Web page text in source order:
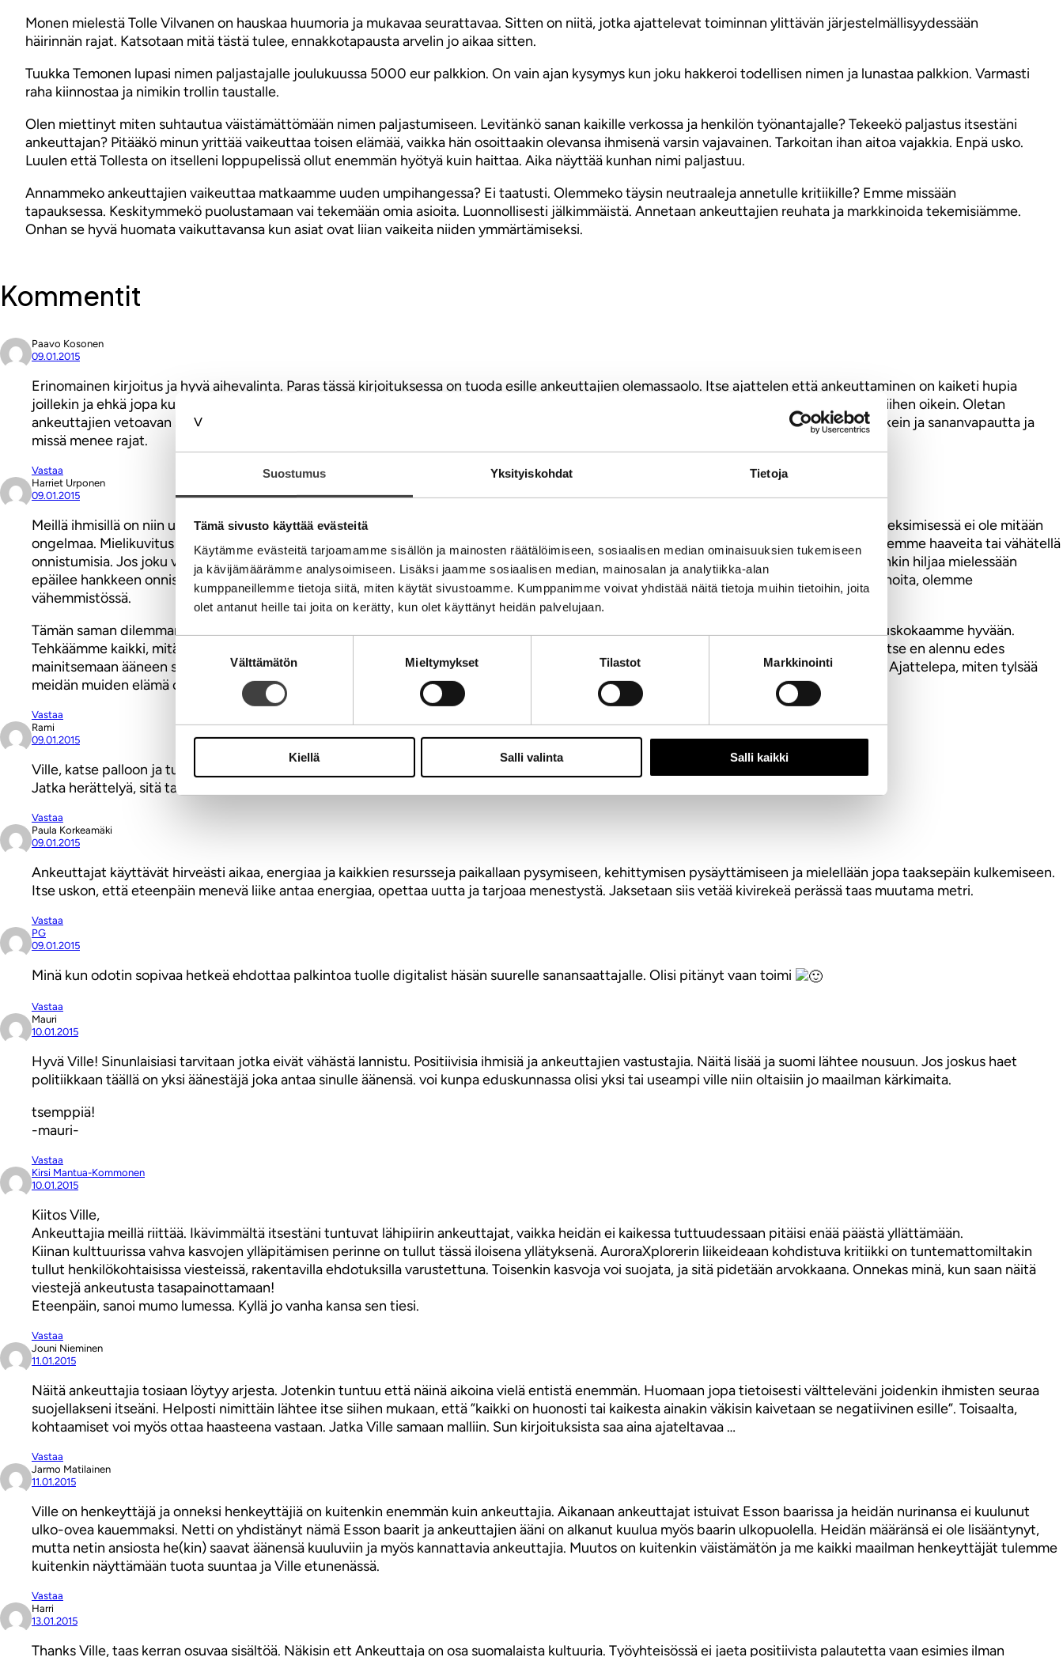
Suostumus Yksityiskohdat Tietoja
Tämä sivusto käyttää evästeitä
Käytämme evästeitä tarjoamamme sisällön ja mainosten räätälöimiseen, sosiaalisen median ominaisuuksien tukemiseen
ja kävijämäärämme analysoimiseen. Lisäksi jaamme sosiaalisen median, mainosalan ja analytiikka-alan
kumppaneillemme tietoja siitä, miten käytät sivustoamme. Kumppanimme voivat yhdistää näitä tietoja muihin tietoihin, joita
olet antanut heille tai joita on kerätty, kun olet käyttänyt heidän palvelujaan.
Suostumuksen
valinta
Välttämätön Mieltymykset Tilastot Markkinointi
Kiellä Salli valinta Salli kaikki
Monen mielestä Tolle Vilvanen on hauskaa huumoria ja mukavaa seurattavaa. Sitten on niitä, jotka ajattelevat toiminnan ylittävän järjestelmällisyydessään
häirinnän rajat. Katsotaan mitä tästä tulee, ennakkotapausta arvelin jo aikaa sitten.
Tuukka Temonen lupasi nimen paljastajalle joulukuussa 5000 eur palkkion. On vain ajan kysymys kun joku hakkeroi todellisen nimen ja lunastaa palkkion. Varmasti
raha kiinnostaa ja nimikin trollin taustalle.
Olen miettinyt miten suhtautua väistämättömään nimen paljastumiseen. Levitänkö sanan kaikille verkossa ja henkilön työnantajalle? Tekeekö paljastus itsestäni
ankeuttajan? Pitääkö minun yrittää vaikeuttaa toisen elämää, vaikka hän osoittaakin olevansa ihmisenä varsin vajavainen. Tarkoitan ihan aitoa vajakkia. Enpä usko.
Luulen että Tollesta on itselleni loppupelissä ollut enemmän hyötyä kuin haittaa. Aika näyttää kunhan nimi paljastuu.
Annammeko ankeuttajien vaikeuttaa matkaamme uuden umpihangessa? Ei taatusti. Olemmeko täysin neutraaleja annetulle kritiikille? Emme missään
tapauksessa. Keskitymmekö puolustamaan vai tekemään omia asioita. Luonnollisesti jälkimmäistä. Annetaan ankeuttajien reuhata ja markkinoida tekemisiämme.
Onhan se hyvä huomata vaikuttavansa kun asiat ovat liian vaikeita niiden ymmärtämiseksi.
Kommentit
Paavo Kosonen
09.01.2015
Erinomainen kirjoitus ja hyvä aihevalinta. Paras tässä kirjoituksessa on tuoda esille ankeuttajien olemassaolo. Itse ajattelen että ankeuttaminen on kaiketi hupia
joillekin ja ehkä jopa kulttuurillinen erityispiirre osassa Suomea. Piirre, josta kannattaa kertoa muualta tuleville, jotta he osoitin suhtautua siihen oikein. Oletan
ankeuttajien vetoavan sananvapauteen jos heidän kirjoittelua nimimerkin takaa yrittää estää. Jonkun muun tehtävä on päättää mikä on oikein ja sananvapautta ja
missä menee rajat.
Vastaa
Harriet Urponen
09.01.2015
Meillä ihmisillä on niin uskomattomat taidot silloin, kun haluamme sepittää tarinoita, etenkin sellaisia tarinoita, joissa käy huonosti. Niiden keksimisessä ei ole mitään
ongelmaa. Mielikuvitus laukkaa ja mitä erikoisempia juonenkäänteitä keksitään ihan tuosta vaan. Osaamme erinomaisesti myös lytätä toistemme haaveita tai vähätellä
onnistumisia. Jos joku vaikkapa onnistuu painonpudotuksessa, ei mene aikaakaan, kun hän kohtaa ankeuttajan. Tämä ankeuttaja vähintäänkin hiljaa mielessään
epäilee hankkeen onnistumista tai pitkäaikaisia vaikutuksia. Me, jotka haluamme kertoa menestystarinoita, tuhkimotarinoita tai sankaritarinoita, olemme
vähemmistössä.
Tämän saman dilemman kanssa kamppailevat muutkin suuret instituutiot, (vrt. kirkko). Sen vastustajat saavat valtavasti huomiota. Mutta uskokaamme hyvään.
Tehkäämme kaikki, mitä teemme, rakastavin mielin. ”Jos toisella on murheen muri-murinoita, niin annetaan sille rakkauden rusi-rusinoita.” Itse en alennu edes
mainitsemaan ääneen sinun ankeuttajasi nimeä. Ettei jäisi taas yhtä digitaalista jälkeä hänestä. Kaikella on tarkoituksensa, ankeuttajillakin. Ajattelepa, miten tylsää
meidän muiden elämä olisi ilman heitä!
Vastaa
Rami
09.01.2015
Ville, katse palloon ja tulevaisuuteen. Teet hyvää ja arvokasta työtä usealla rintamalla.
Jatka herättelyä, sitä tarvitaan. Yt. Rami
Vastaa
Paula Korkeamäki
09.01.2015
Ankeuttajat käyttävät hirveästi aikaa, energiaa ja kaikkien resursseja paikallaan pysymiseen, kehittymisen pysäyttämiseen ja mielellään jopa taaksepäin kulkemiseen.
Itse uskon, että eteenpäin menevä liike antaa energiaa, opettaa uutta ja tarjoaa menestystä. Jaksetaan siis vetää kivirekeä perässä taas muutama metri.
Vastaa
PG
09.01.2015
Minä kun odotin sopivaa hetkeä ehdottaa palkintoa tuolle digitalist häsän suurelle sanansaattajalle. Olisi pitänyt vaan toimi
Vastaa
Mauri
10.01.2015
Hyvä Ville! Sinunlaisiasi tarvitaan jotka eivät vähästä lannistu. Positiivisia ihmisiä ja ankeuttajien vastustajia. Näitä lisää ja suomi lähtee nousuun. Jos joskus haet
politiikkaan täällä on yksi äänestäjä joka antaa sinulle äänensä. voi kunpa eduskunnassa olisi yksi tai useampi ville niin oltaisiin jo maailman kärkimaita.
tsemppiä!
-mauri-
Vastaa
Kirsi Mantua-Kommonen
10.01.2015
Kiitos Ville,
Ankeuttajia meillä riittää. Ikävimmältä itsestäni tuntuvat lähipiirin ankeuttajat, vaikka heidän ei kaikessa tuttuudessaan pitäisi enää päästä yllättämään.
Kiinan kulttuurissa vahva kasvojen ylläpitämisen perinne on tullut tässä iloisena yllätyksenä. AuroraXplorerin liikeideaan kohdistuva kritiikki on tuntemattomiltakin
tullut henkilökohtaisissa viesteissä, rakentavilla ehdotuksilla varustettuna. Toisenkin kasvoja voi suojata, ja sitä pidetään arvokkaana. Onnekas minä, kun saan näitä
viestejä ankeutusta tasapainottamaan!
Eteenpäin, sanoi mumo lumessa. Kyllä jo vanha kansa sen tiesi.
Vastaa
Jouni Nieminen
11.01.2015
Näitä ankeuttajia tosiaan löytyy arjesta. Jotenkin tuntuu että näinä aikoina vielä entistä enemmän. Huomaan jopa tietoisesti vältteleväni joidenkin ihmisten seuraa
suojellakseni itseäni. Helposti nimittäin lähtee itse siihen mukaan, että ”kaikki on huonosti tai kaikesta ainakin väkisin kaivetaan se negatiivinen esille”. Toisaalta,
kohtaamiset voi myös ottaa haasteena vastaan. Jatka Ville samaan malliin. Sun kirjoituksista saa aina ajateltavaa …
Vastaa
Jarmo Matilainen
11.01.2015
Ville on henkeyttäjä ja onneksi henkeyttäjiä on kuitenkin enemmän kuin ankeuttajia. Aikanaan ankeuttajat istuivat Esson baarissa ja heidän nurinansa ei kuulunut
ulko-ovea kauemmaksi. Netti on yhdistänyt nämä Esson baarit ja ankeuttajien ääni on alkanut kuulua myös baarin ulkopuolella. Heidän määränsä ei ole lisääntynyt,
mutta netin ansiosta he(kin) saavat äänensä kuuluviin ja myös kannattavia ankeuttajia. Muutos on kuitenkin väistämätön ja me kaikki maailman henkeyttäjät tulemme
kuitenkin näyttämään tuota suuntaa ja Ville etunenässä.
Vastaa
Harri
13.01.2015
Thanks Ville, taas kerran osuvaa sisältöä. Näkisin ett Ankeuttaja on osa suomalaista kultuuria. Työyhteisössä ei jaeta positiivista palautetta vaan esimies ilman